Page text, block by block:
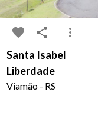
Santa Isabel
Liberdade
Viamão - RS